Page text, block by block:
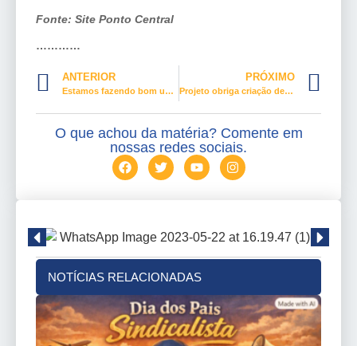
Fonte: Site Ponto Central
…………
ANTERIOR
Estamos fazendo bom uso da Internet?
PRÓXIMO
Projeto obriga criação de vestiários femininos em empresas
O que achou da matéria? Comente em
nossas redes sociais.
NOTÍCIAS RELACIONADAS